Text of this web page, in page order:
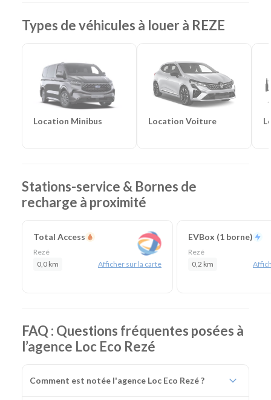
Lieu de prise en charge : Rezé
(à 6 km de Nantes
Aéroport & 9 km de Nantes Gare)
Catégories de voitures :
Citadines-Routières
Monospaces et Minibus
Cabriolets
Catégories d'utilitaires :
Camions de déménagement
Frigorifiques-Véhicules de société -Camions de
chantier
Types de véhicules à louer à REZE
Location Minibus Location Voiture
Stations-service & Bornes de
recharge à proximité
Total Access
Rezé
0,0 km
Afficher sur la carte
EVBox (1 borne)
Rezé
0,2 km
FAQ : Questions fréquentes posées à
l’agence Loc Eco Rezé
Comment est notée l'agence Loc Eco Rezé ?